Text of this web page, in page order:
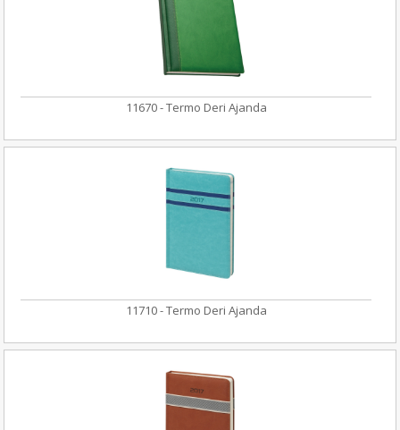
11670 - Termo Deri Ajanda
11710 - Termo Deri Ajanda